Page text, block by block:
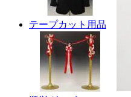
テープカット用品